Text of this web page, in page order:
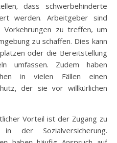
dass schwerbehinderte
werden. Arbeitgeber sind
Vorkehrungen zu treffen, um
zu schaffen. Dies kann
oder die Bereitstellung
umfassen. Zudem haben
in vielen Fällen einen
der sie vor willkürlichen
Vorteil ist der Zugang zu
der Sozialversicherung.